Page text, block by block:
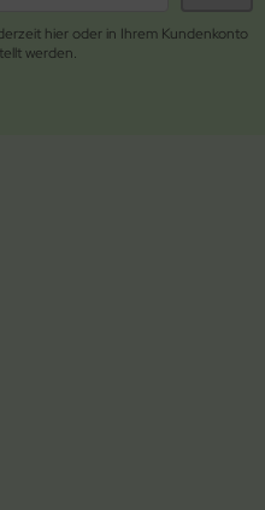
hier oder in Ihrem Kundenkonto
werden.